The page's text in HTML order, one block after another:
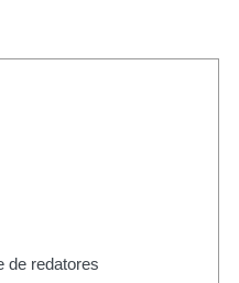
de redatores